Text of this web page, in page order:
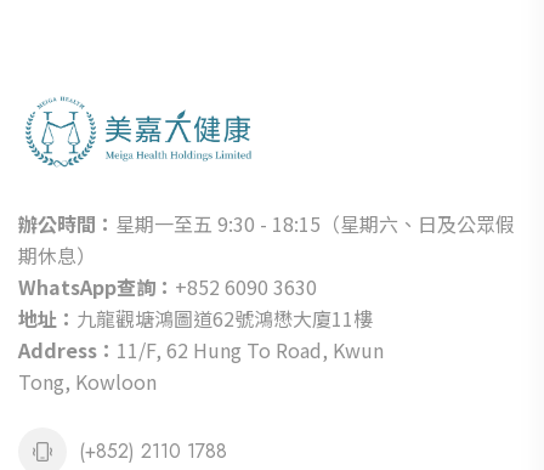
辦公時間： 星期一至五 9:30 - 18:15（星期六、日及公眾假
期休息）
WhatsApp查詢： +852 6090 3630
地址： 九龍觀塘鴻圖道62號鴻懋大廈11樓
Address： 11/F, 62 Hung To Road, Kwun
Tong, Kowloon
(+852) 2110 1788